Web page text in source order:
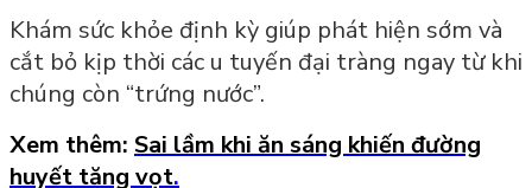
Khám sức khỏe định kỳ giúp phát hiện sớm và
cắt bỏ kịp thời các u tuyến đại tràng ngay từ khi
chúng còn “trứng nước”.
Xem thêm: Sai lầm khi ăn sáng khiến đường
huyết tăng vọt.